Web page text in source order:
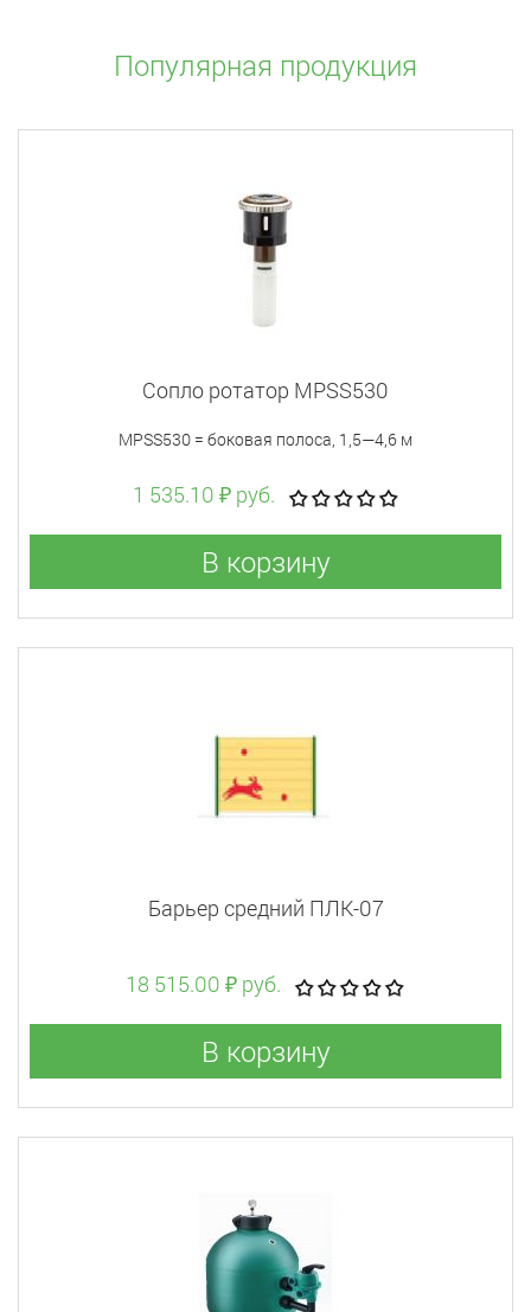
Популярная продукция
Сопло ротатор MPSS530
MPSS530 = боковая полоса, 1,5—4,6 м
1 535.10 ₽ руб.
В корзину
Барьер средний ПЛК-07
18 515.00 ₽ руб.
В корзину